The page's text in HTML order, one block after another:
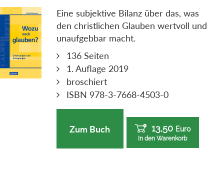
Eine subjektive Bilanz über das, was
den christlichen Glauben wertvoll und
unaufgebbar macht.
136 Seiten
1. Auflage 2019
broschiert
ISBN 978-3-7668-4503-0
Zum Buch 13,50 Euro
In den Warenkorb